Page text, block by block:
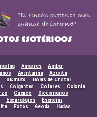
Amarres
Ambar
Aventurina
Azurita
Bismuto
Bolas de Cristal
Colgantes Collares
Colonia
Cuenco
Diccionarios
Escarabajos
Esencias
Fotos Geoda
Hadas